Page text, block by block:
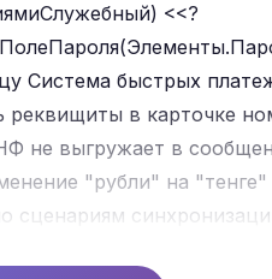
<<?
Система быстрых
в карточке
не выгружает в
"рубли" на "тенге"
сценариям